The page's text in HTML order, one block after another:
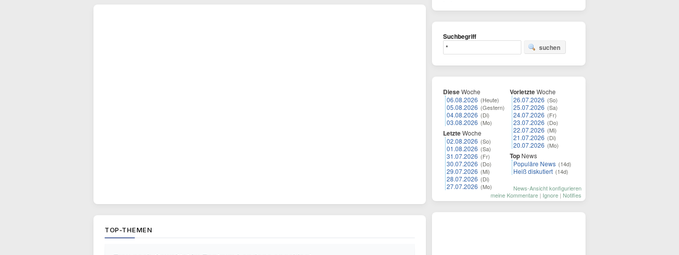
TOP-THEMEN
Suchbegriff
suchen
DieseWoche
06.08.2026 (Heute)
05.08.2026 (Gestern)
04.08.2026 (Di)
03.08.2026 (Mo)
LetzteWoche
02.08.2026 (So)
01.08.2026 (Sa)
31.07.2026 (Fr)
30.07.2026 (Do)
29.07.2026 (Mi)
28.07.2026 (Di)
27.07.2026 (Mo)
VorletzteWoche
26.07.2026 (So)
25.07.2026 (Sa)
24.07.2026 (Fr)
23.07.2026 (Do)
22.07.2026 (Mi)
21.07.2026 (Di)
20.07.2026 (Mo)
Top News
Populäre News (14d)
Heiß diskutiert (14d)
News-Ansicht konfigurieren
meine Kommentare | Ignore | Notifies